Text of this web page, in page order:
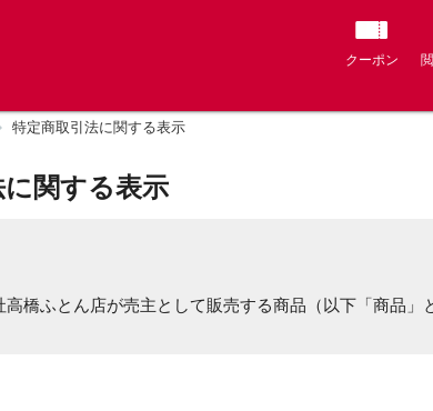
クーポン
特定商取引法に関する表示
関する表示
橋ふとん店が売主として販売する商品（以下「商品」